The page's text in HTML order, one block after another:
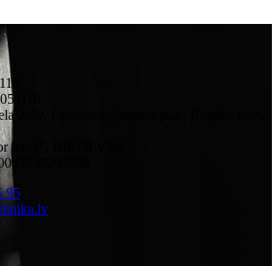
2-29, Upeslejas, Stopiņu pag., Ropažu nov.,
bank", RIKOLV2X
95